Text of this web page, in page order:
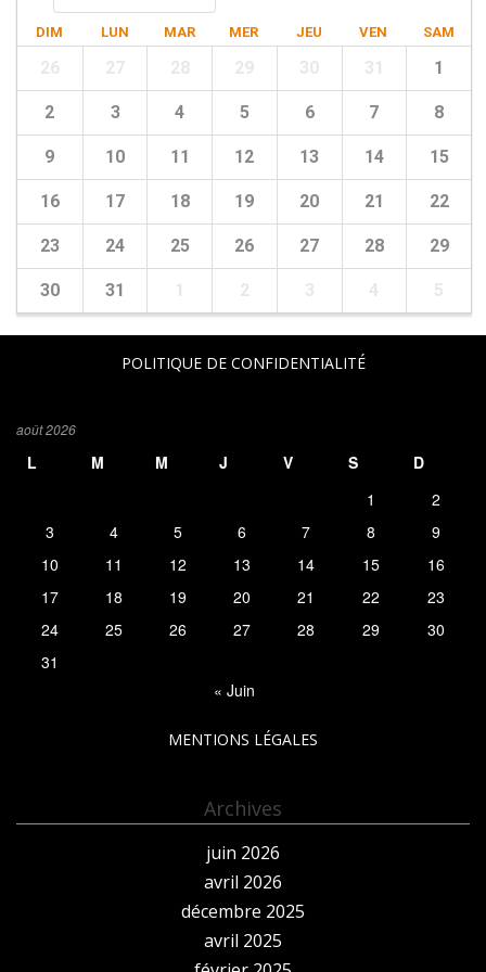
DIM LUN MAR MER JEU VEN SAM
1
2 3 4 5 6 7 8
9 10 11 12 13 14 15
16 17 18 19 20 21 22
23 24 25 26 27 28 29
30 31
POLITIQUE DE CONFIDENTIALITÉ
août 2026
L M M J V S
D
1
2
3
4 5 6 7 8
9
10
11 12 13 14 15
16
17
18 19 20 21 22
23
24
25 26 27 28 29
30
31
« Juin
MENTIONS LÉGALES
Archives
juin 2026
avril 2026
décembre 2025
avril 2025